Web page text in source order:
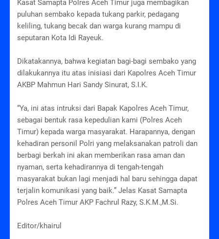
Kasat Samapta Polres Aceh Timur juga membagikan
puluhan sembako kepada tukang parkir, pedagang
keliling, tukang becak dan warga kurang mampu di
seputaran Kota Idi Rayeuk.
Dikatakannya, bahwa kegiatan bagi-bagi sembako yang
dilakukannya itu atas inisiasi dari Kapolres Aceh Timur
AKBP Mahmun Hari Sandy Sinurat, S.I.K.
“Ya, ini atas intruksi dari Bapak Kapolres Aceh Timur,
sebagai bentuk rasa kepedulian kami (Polres Aceh
Timur) kepada warga masyarakat. Harapannya, dengan
kehadiran personil Polri yang melaksanakan patroli dan
berbagi berkah ini akan memberikan rasa aman dan
nyaman, serta kehadirannya di tengah-tengah
masyarakat bukan lagi menjadi hal baru sehingga dapat
terjalin komunikasi yang baik.” Jelas Kasat Samapta
Polres Aceh Timur AKP Fachrul Razy, S.K.M.,M.Si.
Editor/khairul